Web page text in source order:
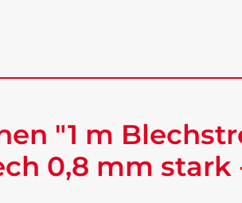
"1 m
0,8 mm stark